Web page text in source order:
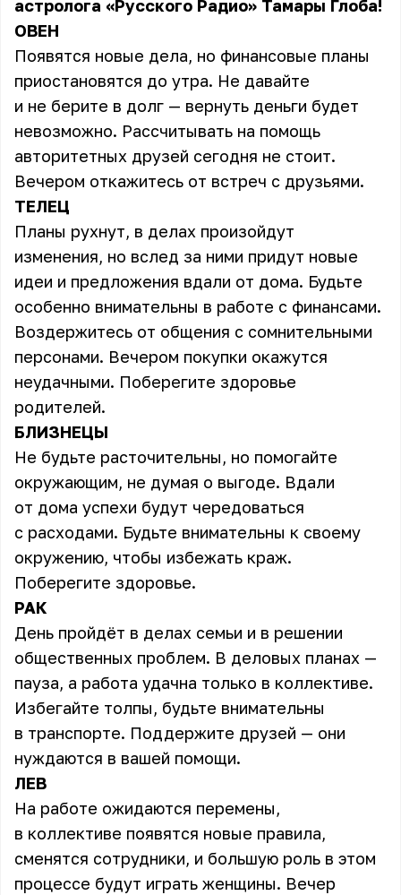
астролога «Русского Радио» Тамары Глоба!
ОВЕН
Появятся новые дела, но финансовые планы
приостановятся до утра. Не давайте
и не берите в долг — вернуть деньги будет
невозможно. Рассчитывать на помощь
авторитетных друзей сегодня не стоит.
Вечером откажитесь от встреч с друзьями.
ТЕЛЕЦ
Планы рухнут, в делах произойдут
изменения, но вслед за ними придут новые
идеи и предложения вдали от дома. Будьте
особенно внимательны в работе с финансами.
Воздержитесь от общения с сомнительными
персонами. Вечером покупки окажутся
неудачными. Поберегите здоровье
родителей.
БЛИЗНЕЦЫ
Не будьте расточительны, но помогайте
окружающим, не думая о выгоде. Вдали
от дома успехи будут чередоваться
с расходами. Будьте внимательны к своему
окружению, чтобы избежать краж.
Поберегите здоровье.
РАК
День пройдёт в делах семьи и в решении
общественных проблем. В деловых планах —
пауза, а работа удачна только в коллективе.
Избегайте толпы, будьте внимательны
в транспорте. Поддержите друзей — они
нуждаются в вашей помощи.
ЛЕВ
На работе ожидаются перемены,
в коллективе появятся новые правила,
сменятся сотрудники, и большую роль в этом
процессе будут играть женщины. Вечер